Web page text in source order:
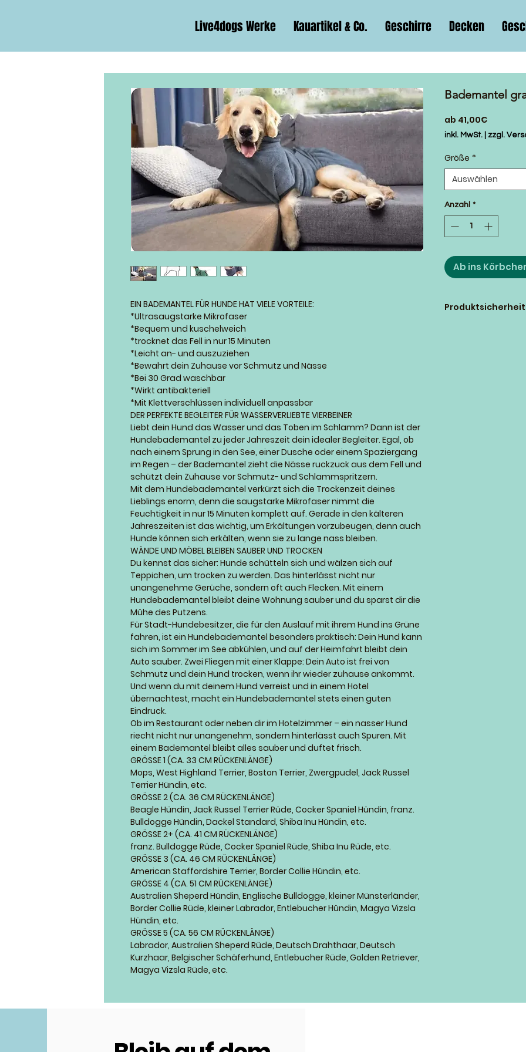
Live4dogs Werke Kauartikel & Co. Geschirre Decken
EIN BADEMANTEL FÜR HUNDE HAT VIELE VORTEILE:
*Ultrasaugstarke Mikrofaser
*Bequem und kuschelweich
*trocknet das Fell in nur 15 Minuten
*Leicht an- und auszuziehen
*Bewahrt dein Zuhause vor Schmutz und Nässe
*Bei 30 Grad waschbar
*Wirkt antibakteriell
*Mit Klettverschlüssen individuell anpassbar
DER PERFEKTE BEGLEITER FÜR WASSERVERLIEBTE VIERBEINER
Liebt dein Hund das Wasser und das Toben im Schlamm? Dann ist der
Hundebademantel zu jeder Jahreszeit dein idealer Begleiter. Egal, ob
nach einem Sprung in den See, einer Dusche oder einem Spaziergang
im Regen – der Bademantel zieht die Nässe ruckzuck aus dem Fell und
schützt dein Zuhause vor Schmutz- und Schlammspritzern.
Mit dem Hundebademantel verkürzt sich die Trockenzeit deines
Lieblings enorm, denn die saugstarke Mikrofaser nimmt die
Feuchtigkeit in nur 15 Minuten komplett auf. Gerade in den kälteren
Jahreszeiten ist das wichtig, um Erkältungen vorzubeugen, denn auch
Hunde können sich erkälten, wenn sie zu lange nass bleiben.
WÄNDE UND MÖBEL BLEIBEN SAUBER UND TROCKEN
Du kennst das sicher: Hunde schütteln sich und wälzen sich auf
Teppichen, um trocken zu werden. Das hinterlässt nicht nur
unangenehme Gerüche, sondern oft auch Flecken. Mit einem
Hundebademantel bleibt deine Wohnung sauber und du sparst dir die
Mühe des Putzens.
Für Stadt-Hundebesitzer, die für den Auslauf mit ihrem Hund ins Grüne
fahren, ist ein Hundebademantel besonders praktisch: Dein Hund kann
sich im Sommer im See abkühlen, und auf der Heimfahrt bleibt dein
Auto sauber. Zwei Fliegen mit einer Klappe: Dein Auto ist frei von
Schmutz und dein Hund trocken, wenn ihr wieder zuhause ankommt.
Und wenn du mit deinem Hund verreist und in einem Hotel
übernachtest, macht ein Hundebademantel stets einen guten
Eindruck.
Ob im Restaurant oder neben dir im Hotelzimmer – ein nasser Hund
riecht nicht nur unangenehm, sondern hinterlässt auch Spuren. Mit
einem Bademantel bleibt alles sauber und duftet frisch.
GRÖSSE 1 (CA. 33 CM RÜCKENLÄNGE)
Mops, West Highland Terrier, Boston Terrier, Zwergpudel, Jack Russel
Terrier Hündin, etc.
GRÖSSE 2 (CA. 36 CM RÜCKENLÄNGE)
Beagle Hündin, Jack Russel Terrier Rüde, Cocker Spaniel Hündin, franz.
Bulldogge Hündin, Dackel Standard, Shiba Inu Hündin, etc.
GRÖSSE 2+ (CA. 41 CM RÜCKENLÄNGE)
franz. Bulldogge Rüde, Cocker Spaniel Rüde, Shiba Inu Rüde, etc.
GRÖSSE 3 (CA. 46 CM RÜCKENLÄNGE)
American Staffordshire Terrier, Border Collie Hündin, etc.
GRÖSSE 4 (CA. 51 CM RÜCKENLÄNGE)
Australien Sheperd Hündin, Englische Bulldogge, kleiner Münsterländer,
Border Collie Rüde, kleiner Labrador, Entlebucher Hündin, Magya Vizsla
Hündin, etc.
GRÖSSE 5 (CA. 56 CM RÜCKENLÄNGE)
Labrador, Australien Sheperd Rüde, Deutsch Drahthaar, Deutsch
Kurzhaar, Belgischer Schäferhund, Entlebucher Rüde, Golden Retriever,
Magya Vizsla Rüde, etc.
Bademantel
ab 41,00€Sale-
Preis
inkl. MwSt. zzgl.
Größe *
Auswählen
Anzahl *
Ab ins